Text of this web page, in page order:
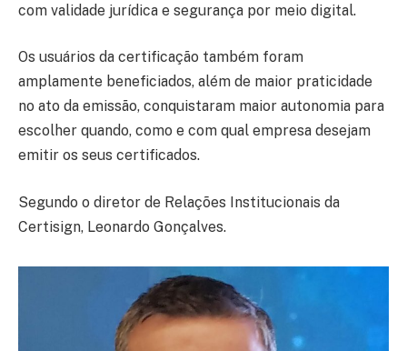
com validade jurídica e segurança por meio digital.
Os usuários da certificação também foram
amplamente beneficiados, além de maior praticidade
no ato da emissão, conquistaram maior autonomia para
escolher quando, como e com qual empresa desejam
emitir os seus certificados.
Segundo o diretor de Relações Institucionais da
Certisign, Leonardo Gonçalves.